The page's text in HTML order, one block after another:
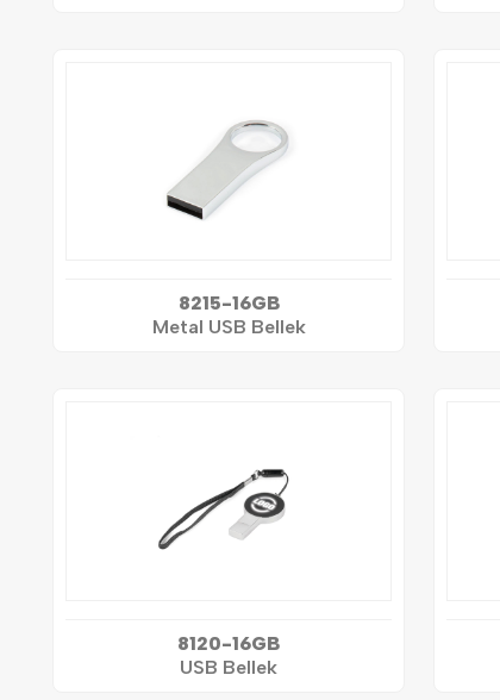
8215-16GB
Metal USB Bellek
8120-16GB
USB Bellek